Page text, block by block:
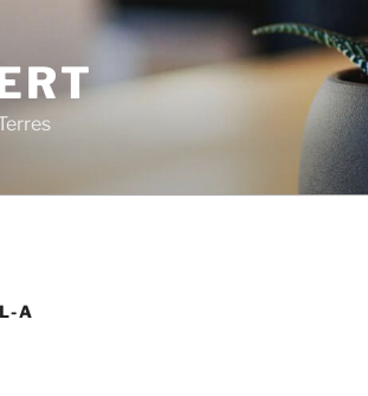
A